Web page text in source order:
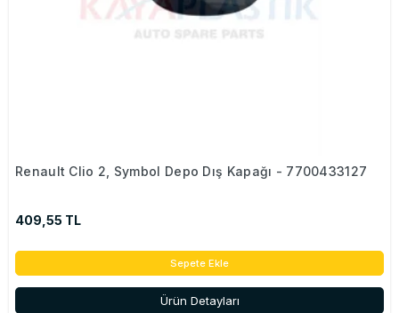
Renault Clio 2, Symbol Depo Dış Kapağı - 7700433127
409,55 TL
Sepete Ekle
Ürün Detayları